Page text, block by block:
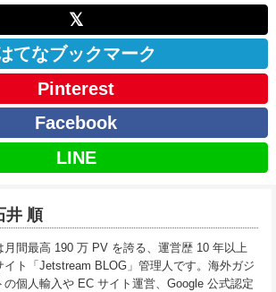
𝕏
てなブックマーク
Pinterest
Facebook
LINE
井 順
月間最高 190 万 PV を誇る、運営歴 10 年以上
イト「Jetstream BLOG」管理人です。海外ガジ
の個人輸入や EC サイト運営、Google 公式認定